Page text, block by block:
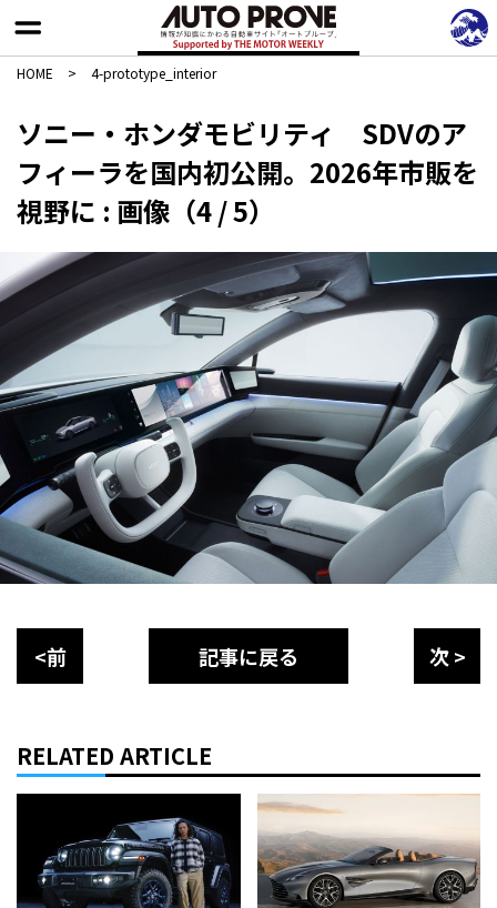
HOME > 4-prototype_interior
ソニー・ホンダモビリティ SDVのア
フィーラを国内初公開。2026年市販を
視野に : 画像（4 / 5）
<前 記事に戻る 次 >
RELATED ARTICLE